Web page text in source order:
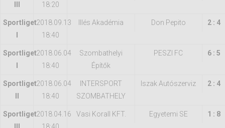
18:20
Sportliget2018.09.13
18:40
Illés Akadémia Don Pepito 2 : 4
Sportliget2018.06.04
18:40
Szombathelyi
Építők
PESZI FC 6 : 5
Sportliget2018.06.04
18:40
INTERSPORT
SZOMBATHELY
Iszak Autószerviz 2 : 4
Sportliget2018.04.16
Vasi Korall KFT. Egyetemi SE 1 : 8